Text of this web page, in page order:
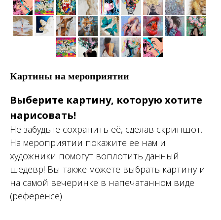
Картины на мероприятии
Выберите картину, которую хотите
нарисовать!
Не забудьте сохранить её, сделав скриншот.
На мероприятии покажите ее нам и
художники помогут воплотить данный
шедевр! Вы также можете выбрать картину и
на самой вечеринке в напечатанном виде
(референсе)